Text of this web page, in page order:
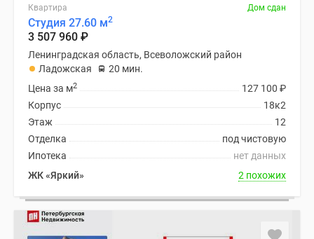
Квартира Дом сдан
Студия 27.60 м2
3 507 960 ₽
Ленинградская область, Всеволожский район
Ладожская
20 мин.
127 100 ₽
Цена за м2
18к2
Корпус
12
Этаж
под чистовую
Отделка
нет данных
Ипотека
ЖК «Яркий»
2 похожих